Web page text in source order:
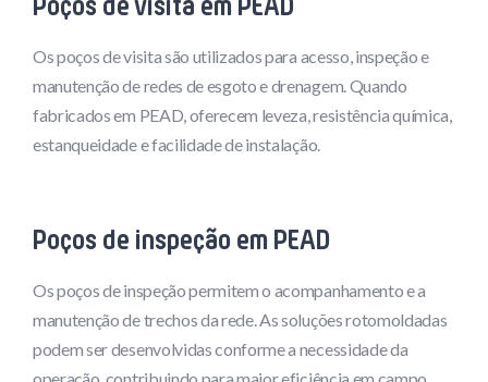
Poços de visita em PEAD
Os poços de visita são utilizados para acesso, inspeção e
manutenção de redes de esgoto e drenagem. Quando
fabricados em PEAD, oferecem leveza, resistência química,
estanqueidade e facilidade de instalação.
Poços de inspeção em PEAD
Os poços de inspeção permitem o acompanhamento e a
manutenção de trechos da rede. As soluções rotomoldadas
podem ser desenvolvidas conforme a necessidade da